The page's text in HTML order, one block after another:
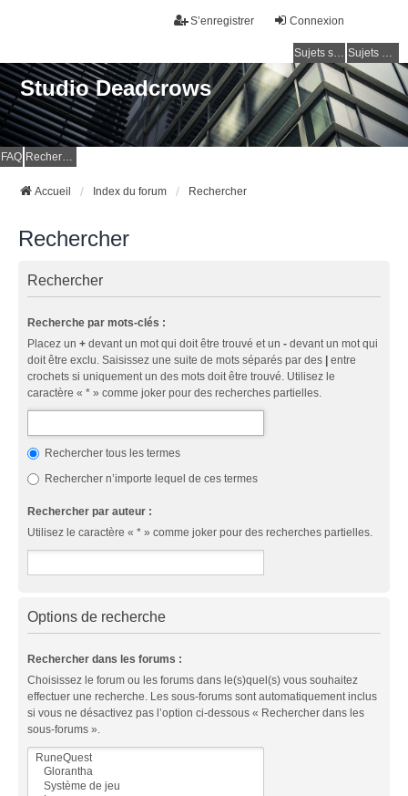
Connexion
S’enregistrer
Sujets sans réponse Sujets actifs
Studio Deadcrows
FAQ Rechercher
Accueil Index du forum Rechercher
Rechercher
Rechercher
Recherche par mots-clés :
Placez un + devant un mot qui doit être trouvé et un - devant un mot qui
doit être exclu. Saisissez une suite de mots séparés par des | entre
crochets si uniquement un des mots doit être trouvé. Utilisez le
caractère « * » comme joker pour des recherches partielles.
Rechercher tous les termes
Rechercher n’importe lequel de ces termes
Rechercher par auteur :
Utilisez le caractère « * » comme joker pour des recherches partielles.
Options de recherche
Rechercher dans les forums :
Choisissez le forum ou les forums dans le(s)quel(s) vous souhaitez
effectuer une recherche. Les sous-forums sont automatiquement inclus
si vous ne désactivez pas l’option ci-dessous « Rechercher dans les
sous-forums ».